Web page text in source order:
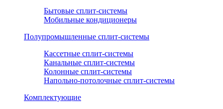
Бытовые сплит-системы
Мобильные кондиционеры
Полупромышленные сплит-системы
Кассетные сплит-системы
Канальные сплит-системы
Колонные сплит-системы
Напольно-потолочные сплит-системы
Комплектующие